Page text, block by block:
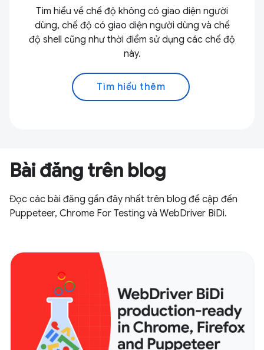
Tìm hiểu về chế độ không có giao diện người
dùng, chế độ có giao diện người dùng và chế
độ shell cũng như thời điểm sử dụng các chế độ
này.
Tìm hiểu thêm
Bài đăng trên blog
Đọc các bài đăng gần đây nhất trên blog đề cập đến
Puppeteer, Chrome For Testing và WebDriver BiDi.